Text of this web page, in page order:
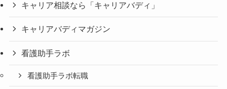
キャリア相談なら「キャリアバディ」
キャリアバディマガジン
看護助手ラボ
看護助手ラボ転職